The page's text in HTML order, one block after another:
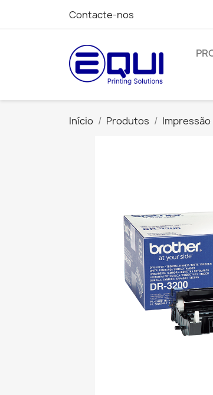
Contacte-nos
Início Produtos Impressão